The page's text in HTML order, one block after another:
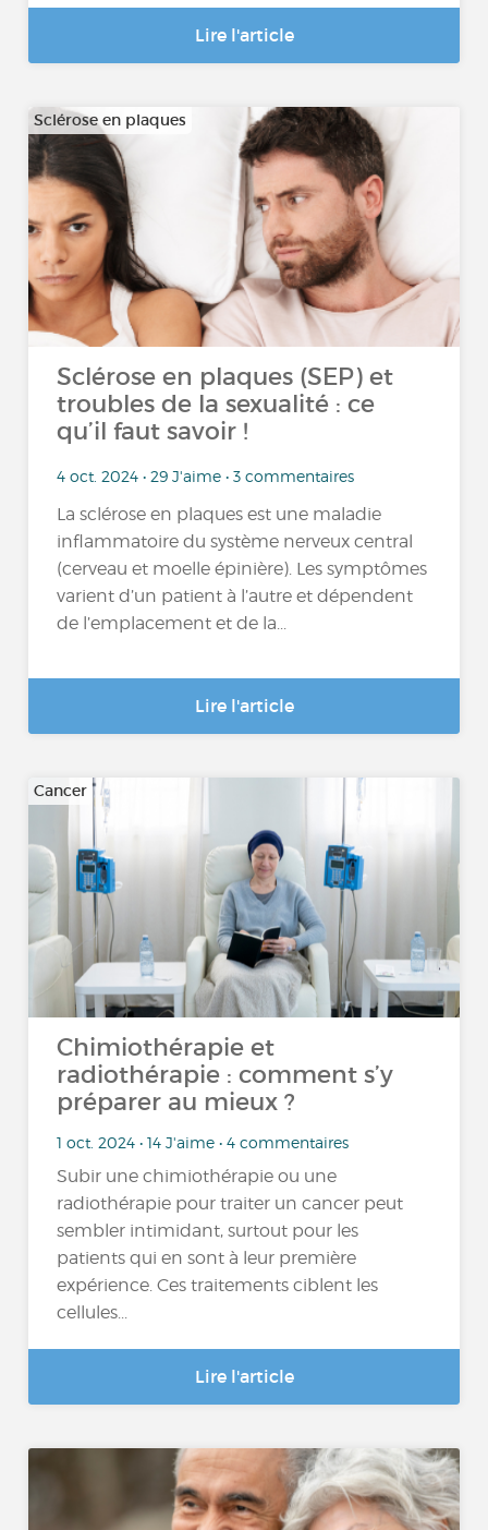
Lire l'article
Sclérose en plaques
Sclérose en plaques (SEP) et
troubles de la sexualité : ce
qu’il faut savoir !
4 oct. 2024 • 29 J'aime • 3 commentaires
La sclérose en plaques est une maladie
inflammatoire du système nerveux central
(cerveau et moelle épinière). Les symptômes
varient d’un patient à l’autre et dépendent
de l’emplacement et de la...
Lire l'article
Cancer
Chimiothérapie et
radiothérapie : comment s’y
préparer au mieux ?
1 oct. 2024 • 14 J'aime • 4 commentaires
Subir une chimiothérapie ou une
radiothérapie pour traiter un cancer peut
sembler intimidant, surtout pour les
patients qui en sont à leur première
expérience. Ces traitements ciblent les
cellules...
Lire l'article